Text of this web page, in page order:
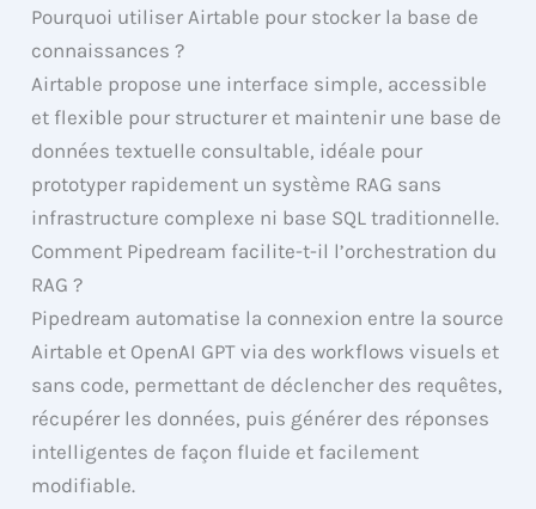
Pourquoi utiliser Airtable pour stocker la base de
connaissances ?
Airtable propose une interface simple, accessible
et flexible pour structurer et maintenir une base de
données textuelle consultable, idéale pour
prototyper rapidement un système RAG sans
infrastructure complexe ni base SQL traditionnelle.
Comment Pipedream facilite-t-il l’orchestration du
RAG ?
Pipedream automatise la connexion entre la source
Airtable et OpenAI GPT via des workflows visuels et
sans code, permettant de déclencher des requêtes,
récupérer les données, puis générer des réponses
intelligentes de façon fluide et facilement
modifiable.